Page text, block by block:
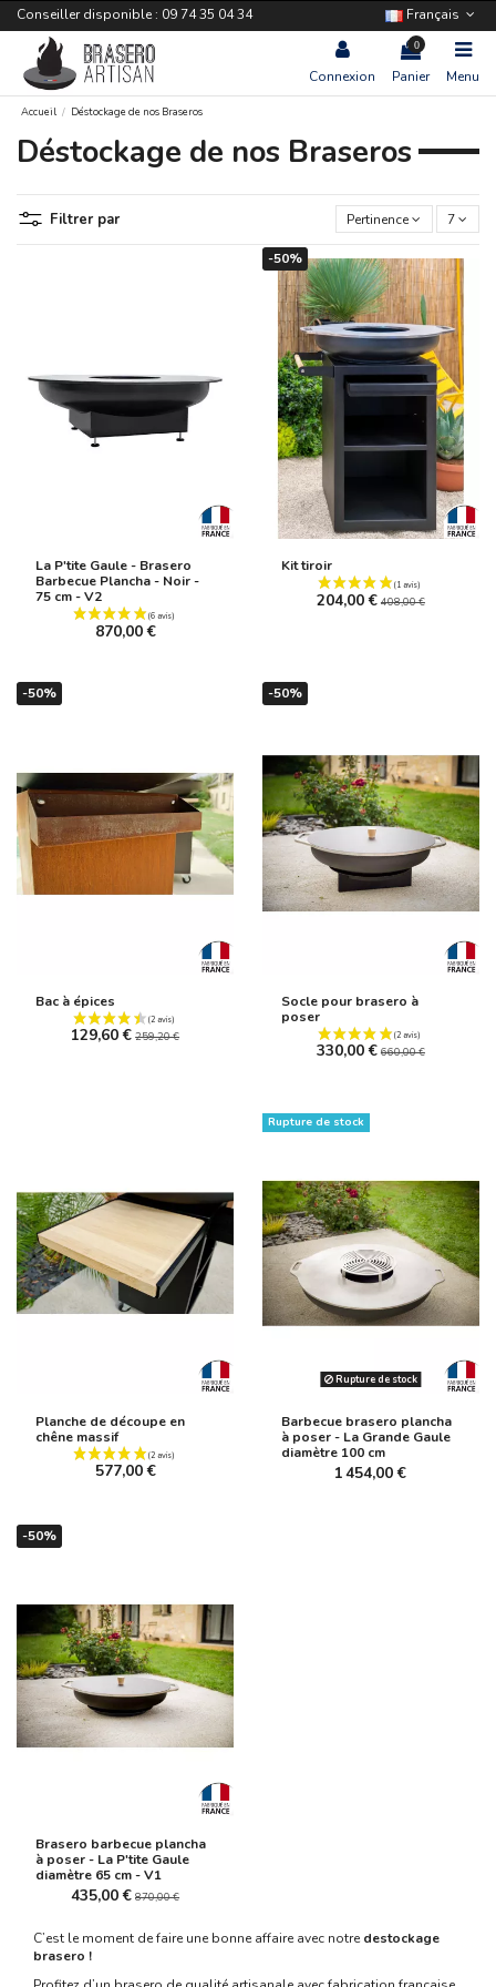
Conseiller disponible : 09 74 35 04 34 Français
Connexion
0
Panier Menu
Accueil Déstockage de nos Braseros
Déstockage de nos Braseros
Pertinence 7
Filtrer par
La P'tite Gaule - Brasero
Barbecue Plancha - Noir -
75 cm - V2
(6 avis)
870,00 €
-50%
Kit tiroir
204,00 € 408,00 €
-50%
Bac à épices
129,60 € 259,20 €
-50%
Socle pour brasero à
poser
330,00 € 660,00 €
Planche de découpe en
chêne massif
577,00 €
Rupture de stock
Rupture de stock
Barbecue brasero plancha
à poser - La Grande Gaule
diamètre 100 cm
1 454,00 €
-50%
Brasero barbecue plancha
à poser - La P'tite Gaule
diamètre 65 cm - V1
435,00 € 870,00 €
C’est le moment de faire une bonne affaire avec notre destockage
brasero !